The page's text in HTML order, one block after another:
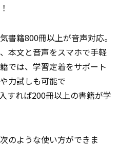
書籍800冊以上が音声対応。
本文と音声をスマホで手軽
では、学習定着をサポート
力試しも可能で
すれば200冊以上の書籍が学
のような使い方ができま